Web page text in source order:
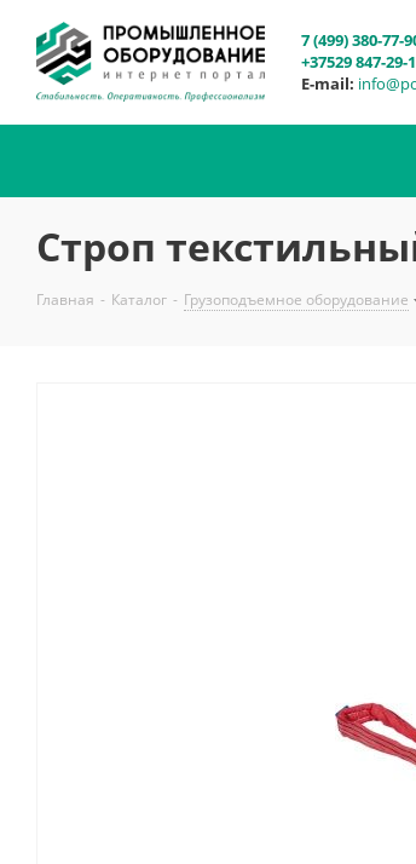
7 (499) 380-77-
+37529 847-29-
E-mail:
Строп
Главная - Каталог - Грузоподъемное оборудование